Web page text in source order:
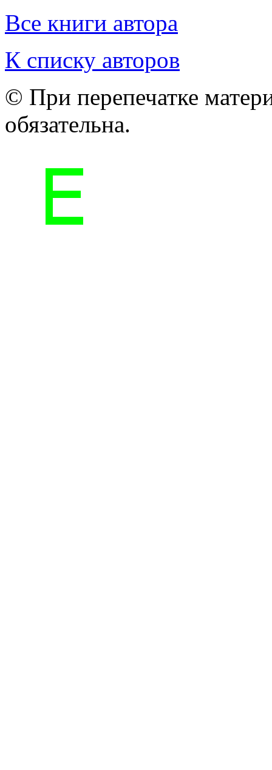
Все книги автора
К списку авторов
© При перепечатке
обязательна.